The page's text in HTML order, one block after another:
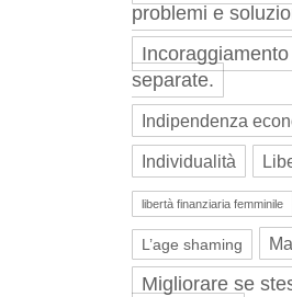
problemi e
separate.
Indipendenza
Individualità
libertà finanziaria femminile
L’age shaming
Migliorare se